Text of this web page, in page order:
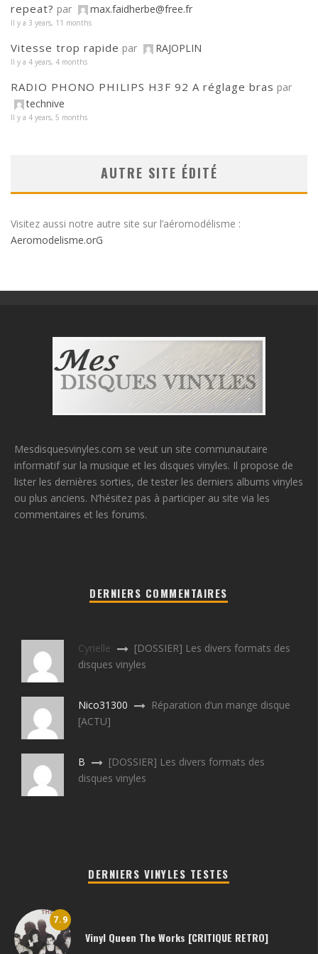
repeat? par max.faidherbe@free.fr
Il y a 3 years, 11 months
Vitesse trop rapide par RAJOPLIN
Il y a 4 years, 4 months
RADIO PHONO PHILIPS H3F 92 A réglage bras par
technive
Il y a 4 years, 5 months
AUTRE SITE ÉDITÉ
Visitez aussi notre autre site sur l’aéromodélisme :
Aeromodelisme.orG
Mesdisquesvinyles.com se veut un site communautaire
informatif sur la musique et les disques vinyles. Il propose de
lister les dernières sorties, de tester les derniers albums vinyles
ou plus anciens. N’hésitez pas à participer au site via les
commentaires et les forums.
DERNIERS COMMENTAIRES
Cyrielle
[DOSSIER] Les divers formats des
disques vinyles
Nico31300
Réparation d’un mange disque
[ACTU]
B
[DOSSIER] Les divers formats des
disques vinyles
DERNIERS VINYLES TESTES
7.9
Vinyl Queen The Works [CRITIQUE RETRO]